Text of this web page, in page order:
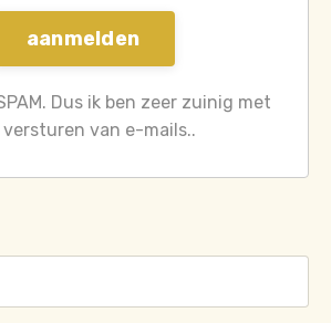
aanmelden
Dus ik ben zeer zuinig met
van e-mails..